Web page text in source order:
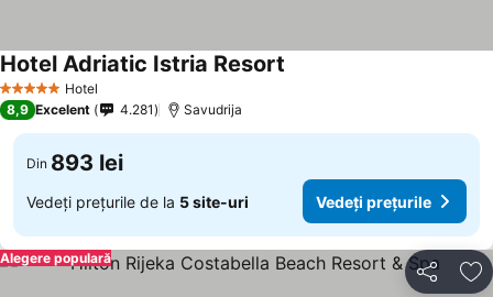
5 Stele Hotel
Hotel Adriatic Istria Resort
8,9 Excelent 4.281 Savudrija
Din 893 lei
Vedeți prețurile de la 5 site-uri Vedeți prețurile
Distribuiți
Alegere populară